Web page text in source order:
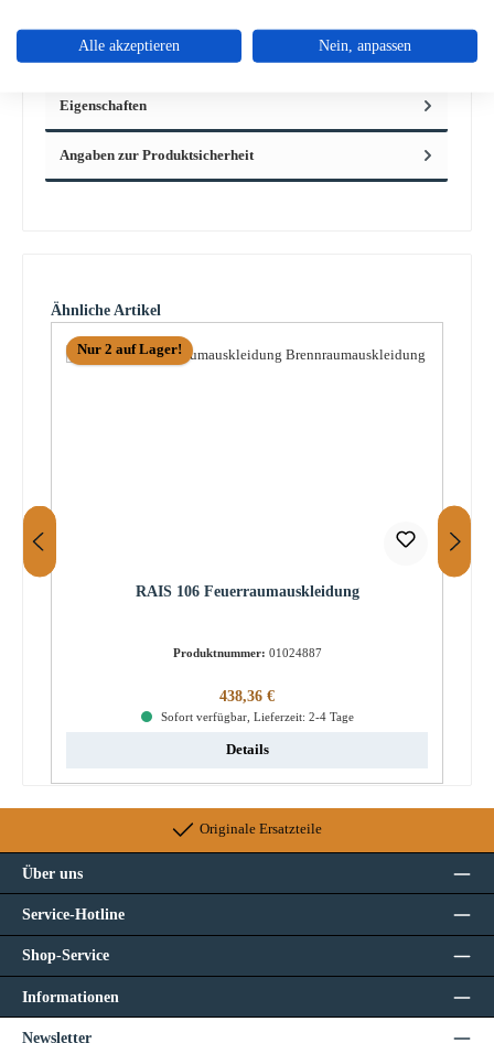
Dichtung Eckdaten: Dichtungsband, Dichtschnur
Scheibendichtu…
Eigenschaften
Angaben zur Produktsicherheit
Produktgalerie überspringen
Ähnliche Artikel
Nur 2 auf Lager!
RAIS 106 Feuerraumauskleidung
Produktnummer: 01024887
Regulärer Preis:
438,36 €
Sofort verfügbar, Lieferzeit: 2-4 Tage
Details
Originale Ersatzteile
Über uns
Service-Hotline
Shop-Service
Informationen
Newsletter
Alle akzeptieren Nein, anpassen